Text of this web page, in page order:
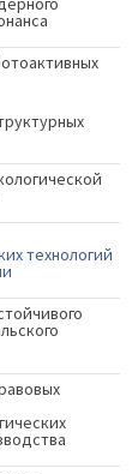
технологий